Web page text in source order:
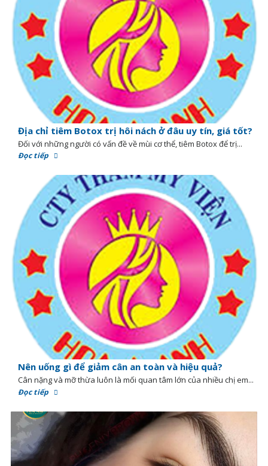
Địa chỉ tiêm Botox trị hôi nách ở đâu uy tín, giá tốt?
Đối với những người có vấn đề về mùi cơ thể, tiêm Botox để trị...
Đọc tiếp
Nên uống gì để giảm cân an toàn và hiệu quả?
Cân nặng và mỡ thừa luôn là mối quan tâm lớn của nhiều chị em...
Đọc tiếp